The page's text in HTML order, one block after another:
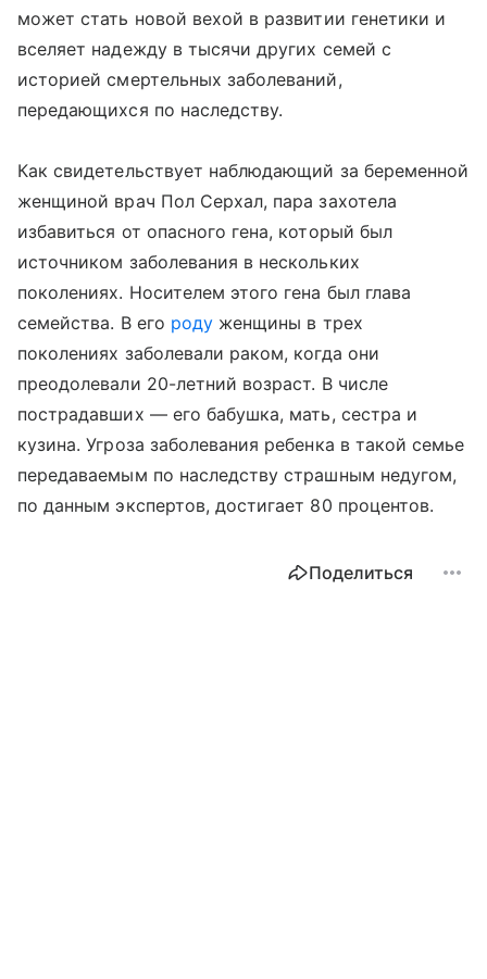
может стать новой вехой в развитии генетики и
вселяет надежду в тысячи других семей с
историей смертельных заболеваний,
передающихся по наследству.
Как свидетельствует наблюдающий за беременной
женщиной врач Пол Серхал, пара захотела
избавиться от опасного гена, который был
источником заболевания в нескольких
поколениях. Носителем этого гена был глава
семейства. В его роду женщины в трех
поколениях заболевали раком, когда они
преодолевали 20-летний возраст. В числе
пострадавших — его бабушка, мать, сестра и
кузина. Угроза заболевания ребенка в такой семье
передаваемым по наследству страшным недугом,
по данным экспертов, достигает 80 процентов.
Поделиться